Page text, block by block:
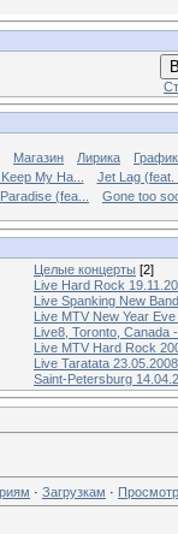
Магазин Лирика
My Ha...
Jet Lag (feat.
(fea...
Gone too
Целые концерты [2]
Live Hard Rock
Live Spanking New
Live MTV New Year
Live8, Toronto, Canada
Live MTV Hard Rock
Live Taratata 23.05.2008
Saint-Petersburg
· Загрузкам ·